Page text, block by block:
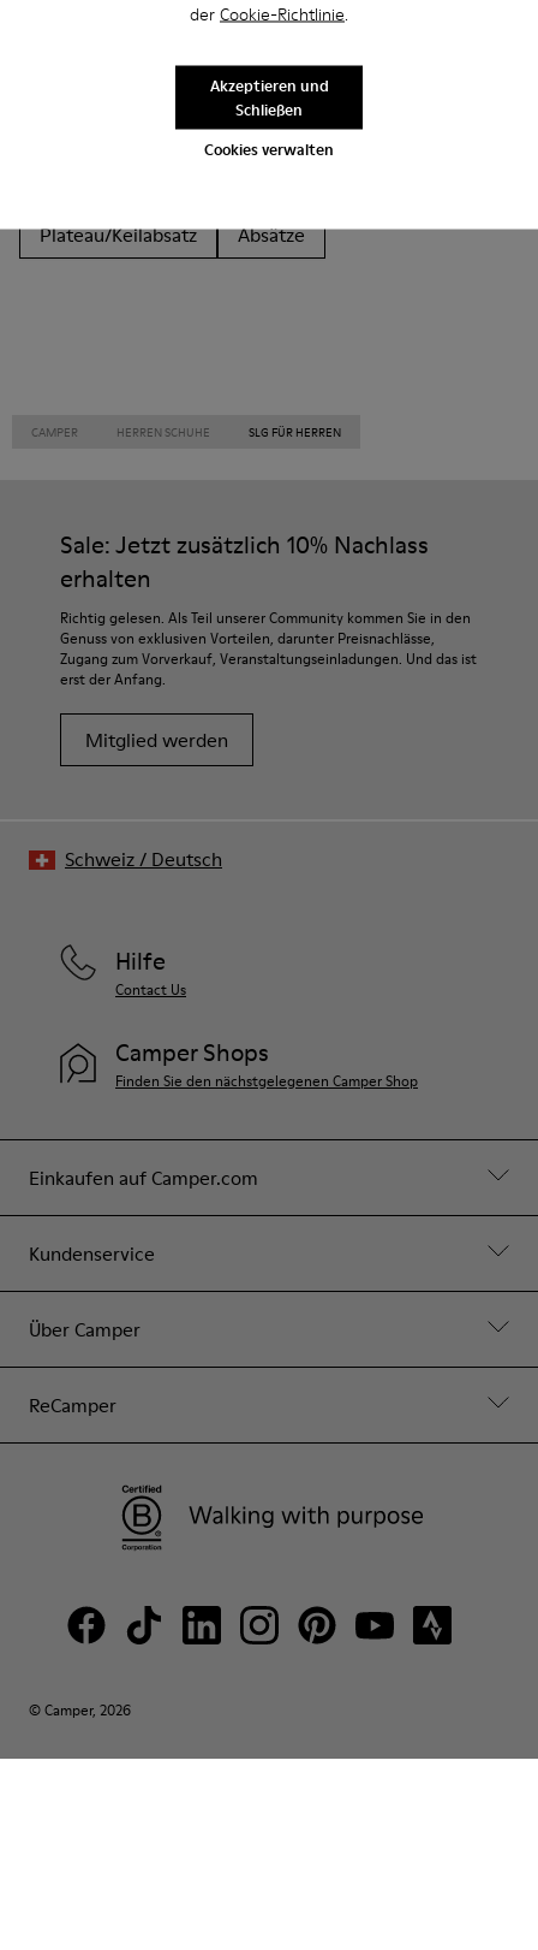
der Cookie-Richtlinie.
Cookies verwalten
Akzeptieren und
Schließen
Mokassins
Flache Schuhe
Lässige Schuhe
Plateau/Keilabsatz
Absätze
CAMPER HERREN SCHUHE SLG FÜR HERREN
Sale: Jetzt zusätzlich 10% Nachlass
erhalten
Richtig gelesen. Als Teil unserer Community kommen Sie in den
Genuss von exklusiven Vorteilen, darunter Preisnachlässe,
Zugang zum Vorverkauf, Veranstaltungseinladungen. Und das ist
erst der Anfang.
Mitglied werden
Einkaufen auf Camper.com
Kundenservice
Über Camper
ReCamper
Hilfe
Contact Us
Camper Shops
Finden Sie den nächstgelegenen Camper Shop
© Camper, 2026
Schweiz/ Deutsch